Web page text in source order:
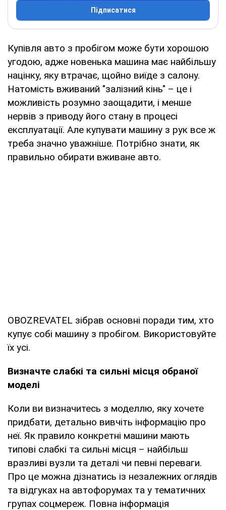
Підписатися
Купівля авто з пробігом може бути хорошою
угодою, адже новенька машина має найбільшу
націнку, яку втрачає, щойно виїде з салону.
Натомість вживаний "залізний кінь" – це і
можливість розумно заощадити, і менше
нервів з приводу його стану в процесі
експлуатації. Але купувати машину з рук все ж
треба значно уважніше. Потрібно знати, як
правильно обирати вживане авто.
OBOZREVATEL зібрав основні поради тим, хто
купує собі машину з пробігом. Використовуйте
їх усі.
Визначте слабкі та сильні місця обраної
моделі
Коли ви визначитесь з моделлю, яку хочете
придбати, детально вивчіть інформацію про
неї. Як правило конкретні машини мають
типові слабкі та сильні місця – найбільш
вразливі вузли та деталі чи певні переваги.
Про це можна дізнатись із незалежних оглядів
та відгуках на автофорумах та у тематичних
групах соцмереж. Повна інформація